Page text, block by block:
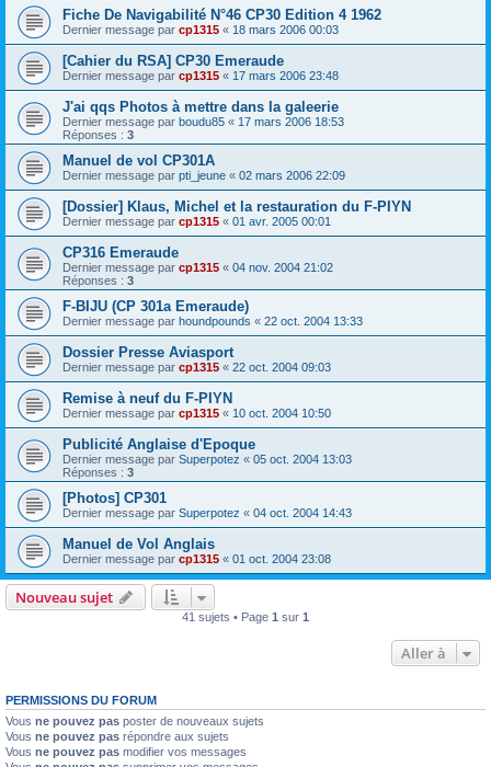
Fiche De Navigabilité N°46 CP30 Edition 4 1962
Dernier message par cp1315 « 18 mars 2006 00:03
[Cahier du RSA] CP30 Emeraude
Dernier message par cp1315 « 17 mars 2006 23:48
J'ai qqs Photos à mettre dans la galeerie
Dernier message par boudu85 « 17 mars 2006 18:53
Réponses : 3
Manuel de vol CP301A
Dernier message par pti_jeune « 02 mars 2006 22:09
[Dossier] Klaus, Michel et la restauration du F-PIYN
Dernier message par cp1315 « 01 avr. 2005 00:01
CP316 Emeraude
Dernier message par cp1315 « 04 nov. 2004 21:02
Réponses : 3
F-BIJU (CP 301a Emeraude)
Dernier message par houndpounds « 22 oct. 2004 13:33
Dossier Presse Aviasport
Dernier message par cp1315 « 22 oct. 2004 09:03
Remise à neuf du F-PIYN
Dernier message par cp1315 « 10 oct. 2004 10:50
Publicité Anglaise d'Epoque
Dernier message par Superpotez « 05 oct. 2004 13:03
Réponses : 3
[Photos] CP301
Dernier message par Superpotez « 04 oct. 2004 14:43
Manuel de Vol Anglais
Dernier message par cp1315 « 01 oct. 2004 23:08
Nouveau sujet
41 sujets • Page 1 sur 1
Aller à
PERMISSIONS DU FORUM
Vous ne pouvez pas poster de nouveaux sujets
Vous ne pouvez pas répondre aux sujets
Vous ne pouvez pas modifier vos messages